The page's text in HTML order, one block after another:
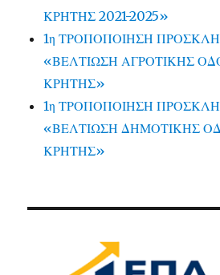
ΚΡΗΤΗΣ 2021-2025»
1η ΤΡΟΠΟΠΟΙΗΣΗ
«ΒΕΛΤΙΩΣΗ ΑΓΡΟΤΙΚΗΣ
ΚΡΗΤΗΣ»
1η ΤΡΟΠΟΠΟΙΗΣΗ
«ΒΕΛΤΙΩΣΗ ΔΗΜΟΤΙΚΗΣ
ΚΡΗΤΗΣ»